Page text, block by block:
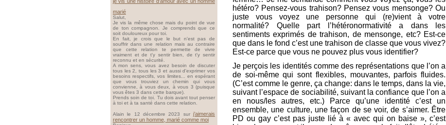
marié
Salut,
Je vis la même chose mais du point de vue
de ton compagnon. Je comprends que ce
soit douloureux pour toi.
En fait, je crois que le but n'est pas de
souffrir dans une relation mais au contraire
que cette relation te permette de vivre
vraiment et de t'y sentir bien, de t'y sentir
reconnu et en sécurité.
A mon sens, vous avez besoin de discuter
tous les 2, tous les 3 et aussi d'exprimer vos
besoins respectifs, vos limites... en espérant
que vous trouviez un chemin qui vous
convienne, à vous deux, à vous 3 (puisque
vous êtes 3 dans cette barque).
Prends soin de toi. Tu dois avant tout penser
à toi et à ta santé dans cette relation.
Alain le 12 décembre 2023 sur j’aimerais
rencontrer un homme, marié comme moi
hétéro? Pensez-vous trahison? Pensez vous mensonge? Ou
juste vous voyez une personne qui (re)vient à votre
normalité? Quelle part l’hétéronormativité a dans les
sentiments exprimés de trahison, de mensonge, etc? Est-ce
que dans le fond c’est une trahison de classe que vous vivez?
Est-ce parce que vous ne pouvez plus vous identifier?
Je perçois les identités comme des représentations que l’on a
de soi-même qui sont flexibles, mouvantes, parfois fluides.
(C’est comme le genre, ça change: dans le temps, dans la vie,
suivant l’espace de sociabilité, suivant la confiance que l’on a
en nous/les autres, etc.) Parce qu’une identité c’est un
ensemble, une culture, une façon de se voir, de s’aimer. Être
PD ou gay c’est pas juste lié à « avec qui on baise », c’est